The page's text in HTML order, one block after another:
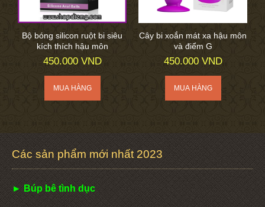
Bộ bóng silicon ruột bi siêu
kích thích hậu môn
450.000 VND
Cây bi xoắn mát xa hậu môn
và điểm G
450.000 VND
Các sản phẩm mới nhất 2023
► Búp bê tình dục